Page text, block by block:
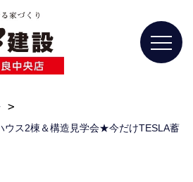
ウス2棟＆構造見学会★今だけTESLA蓄